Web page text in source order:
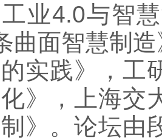
业4.0与智
曲面智慧制
实践》，工
》，上海交
》。论坛由